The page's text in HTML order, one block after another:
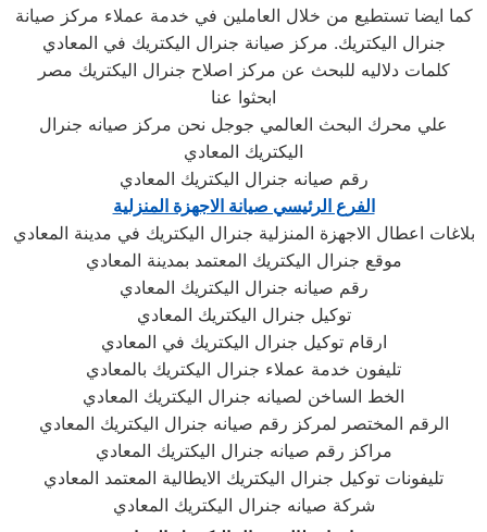
كما ايضا تستطيع من خلال العاملين في خدمة عملاء مركز صيانة
جنرال اليكتريك. مركز صيانة جنرال اليكتريك في المعادي
كلمات دلاليه للبحث عن مركز اصلاح جنرال اليكتريك مصر
ابحثوا عنا
علي محرك البحث العالمي جوجل نحن مركز صيانه جنرال
اليكتريك المعادي
رقم صيانه جنرال اليكتريك المعادي
الفرع الرئيسي صيانة الاجهزة المنزلية
بلاغات اعطال الاجهزة المنزلية جنرال اليكتريك في مدينة المعادي
موقع جنرال اليكتريك المعتمد بمدينة المعادي
رقم صيانه جنرال اليكتريك المعادي
توكيل جنرال اليكتريك المعادي
ارقام توكيل جنرال اليكتريك في المعادي
تليفون خدمة عملاء جنرال اليكتريك بالمعادي
الخط الساخن لصيانه جنرال اليكتريك المعادي
الرقم المختصر لمركز رقم صيانه جنرال اليكتريك المعادي
مراكز رقم صيانه جنرال اليكتريك المعادي
تليفونات توكيل جنرال اليكتريك الايطالية المعتمد المعادي
شركة صيانه جنرال اليكتريك المعادي